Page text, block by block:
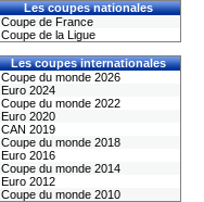
Les coupes nationales
Coupe de France
Coupe de la Ligue
Les coupes internationales
Coupe du monde 2026
Euro 2024
Coupe du monde 2022
Euro 2020
CAN 2019
Coupe du monde 2018
Euro 2016
Coupe du monde 2014
Euro 2012
Coupe du monde 2010